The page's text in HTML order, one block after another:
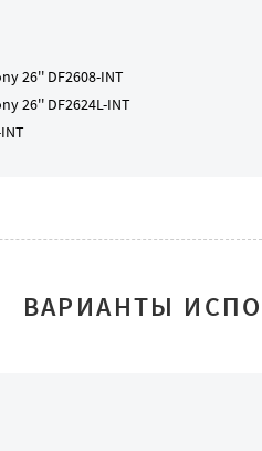
26'' DF2608-INT
26'' DF2624L-INT
ВАРИАНТЫ